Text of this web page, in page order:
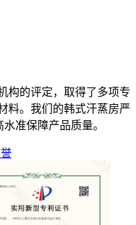
构的评定，取得了多项专
料。我们的韩式汗蒸房严
准保障产品质量。